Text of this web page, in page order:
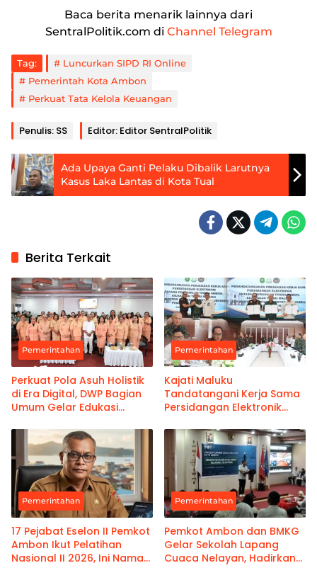
Baca berita menarik lainnya dari
SentralPolitik.com di Channel Telegram
Tag:
Luncurkan SIPD RI Online
Pemerintah Kota Ambon
Perkuat Tata Kelola Keuangan
Penulis: SS Editor: Editor SentralPolitik
Ada Upaya Ganti Pelaku Dibalik Larutnya
Kasus Laka Lantas di Kota Tual
Berita Terkait
Pemerintahan
Perkuat Pola Asuh Holistik
di Era Digital, DWP Bagian
Umum Gelar Edukasi
Pemerintahan
Kajati Maluku
Tandatangani Kerja Sama
Persidangan Elektronik
Kanwil Pemasyarakatan
Maluku
Pemerintahan
17 Pejabat Eselon II Pemkot
Ambon Ikut Pelatihan
Nasional II 2026, Ini Nama-
Pemerintahan
Pemkot Ambon dan BMKG
Gelar Sekolah Lapang
Cuaca Nelayan, Hadirkan